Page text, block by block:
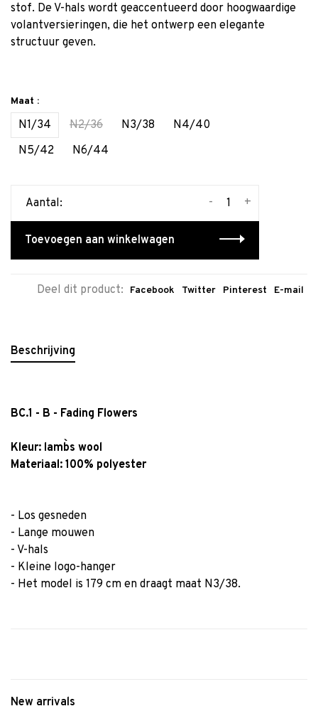
stof. De V-hals wordt geaccentueerd door hoogwaardige
volantversieringen, die het ontwerp een elegante
structuur geven.
Maat :
N1/34 N2/36 N3/38
N4/40
N5/42
N6/44
Aantal: +
-
Toevoegen aan winkelwagen
Deel dit product: Facebook Twitter Pinterest E-mail
Beschrijving
BC.1 - B - Fading Flowers
Kleur: lamb`s wool
Materiaal: 100% polyester
- Los gesneden
- Lange mouwen
- V-hals
- Kleine logo-hanger
- Het model is 179 cm en draagt maat N3/38.
New arrivals